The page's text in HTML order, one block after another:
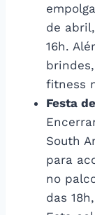
de
16h.
fitness
Festa
South
para
no
das